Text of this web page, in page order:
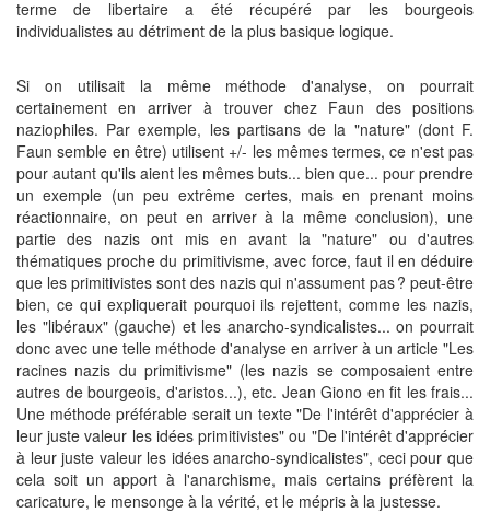
terme de libertaire a été récupéré par les bourgeois
individualistes au détriment de la plus basique logique.
Si on utilisait la même méthode d'analyse, on pourrait
certainement en arriver à trouver chez Faun des positions
naziophiles. Par exemple, les partisans de la "nature" (dont F.
Faun semble en être) utilisent +/- les mêmes termes, ce n'est pas
pour autant qu'ils aient les mêmes buts... bien que... pour prendre
un exemple (un peu extrême certes, mais en prenant moins
réactionnaire, on peut en arriver à la même conclusion), une
partie des nazis ont mis en avant la "nature" ou d'autres
thématiques proche du primitivisme, avec force, faut il en déduire
que les primitivistes sont des nazis qui n'assument pas ? peut-être
bien, ce qui expliquerait pourquoi ils rejettent, comme les nazis,
les "libéraux" (gauche) et les anarcho-syndicalistes... on pourrait
donc avec une telle méthode d'analyse en arriver à un article "Les
racines nazis du primitivisme" (les nazis se composaient entre
autres de bourgeois, d'aristos...), etc. Jean Giono en fit les frais...
Une méthode préférable serait un texte "De l'intérêt d'apprécier à
leur juste valeur les idées primitivistes" ou "De l'intérêt d'apprécier
à leur juste valeur les idées anarcho-syndicalistes", ceci pour que
cela soit un apport à l'anarchisme, mais certains préfèrent la
caricature, le mensonge à la vérité, et le mépris à la justesse.